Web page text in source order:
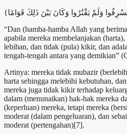
“Dan (hamba-hamba Allah yang
apabila mereka membelanjakan
lebihan, dan tidak (pula) kikir, dan
tengah-tengah antara yang demikian”
Artinya: mereka tidak mubazir
harta sehingga melebihi kebutuhan,
mereka juga tidak kikir terhadap
dalam (menunaikan) hak-hak mereka
(keperluan) mereka, tetapi mereka
moderat (dalam pengeluaran), dan
moderat (pertengahan)[7].